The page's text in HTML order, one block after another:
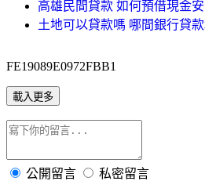
高雄民間貸款 如何預借現金
土地可以貸款嗎 哪間銀行貸
FE19089E0972FBB1
載入更多
公開留言 私密留言